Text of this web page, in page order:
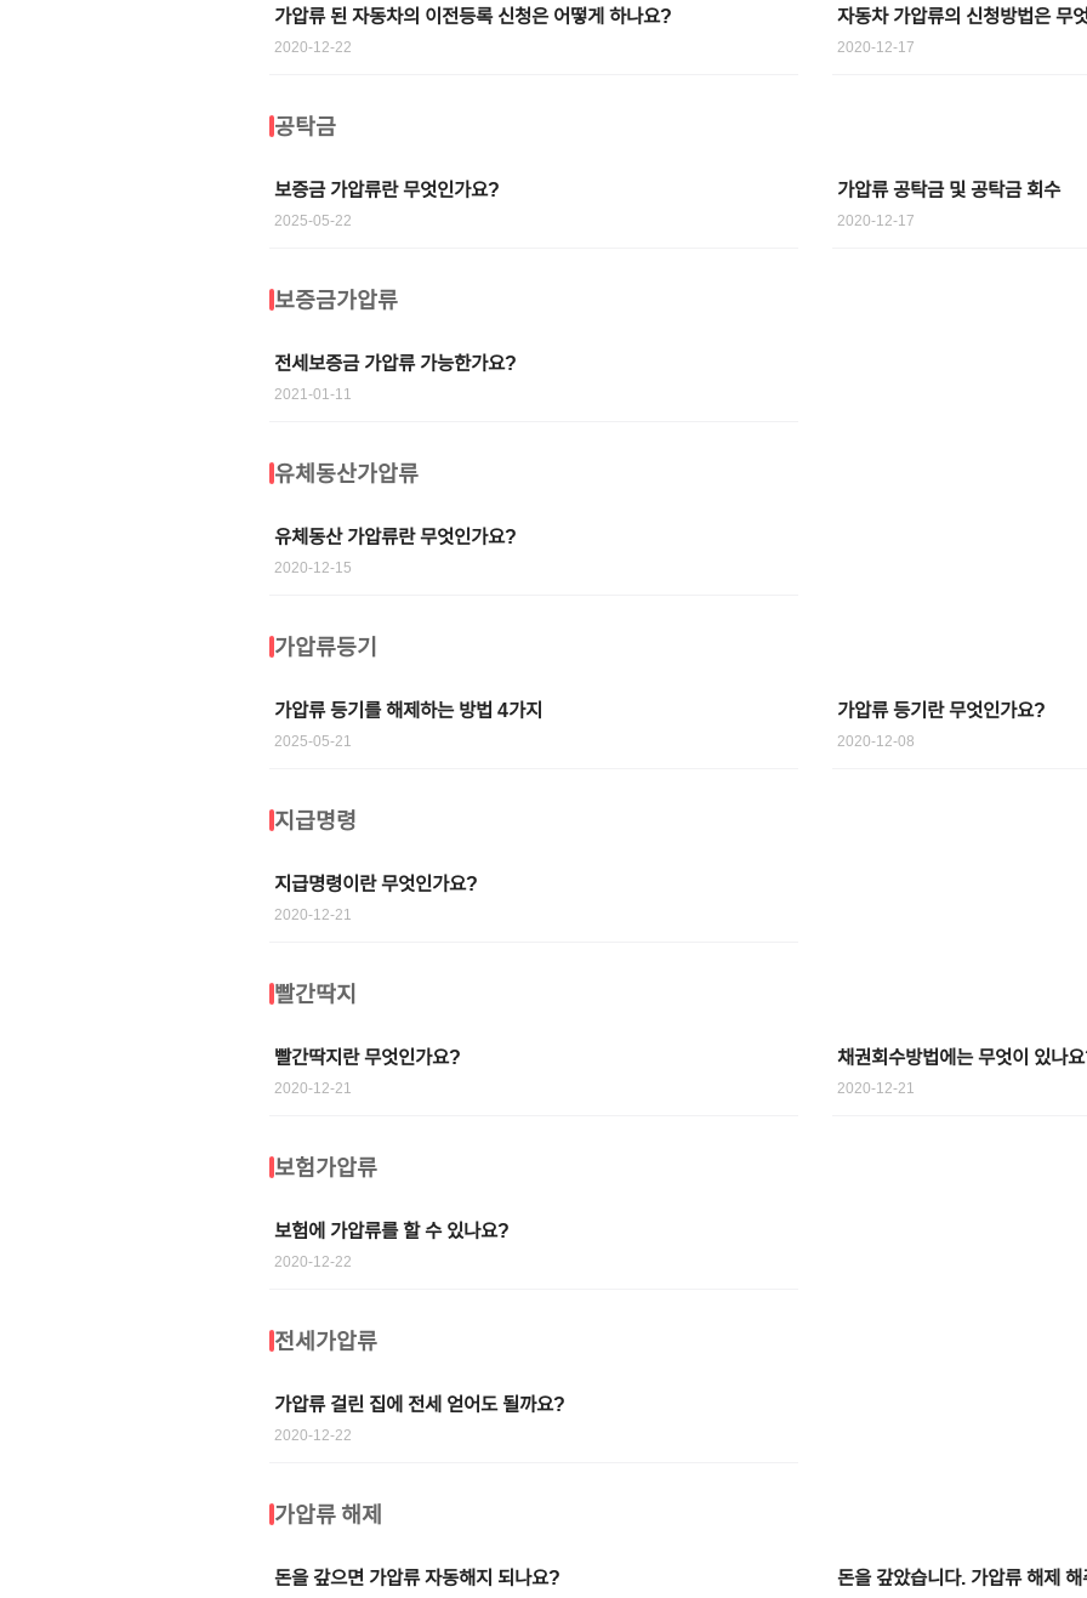
가압류 된 자동차의 이전등록 신청은 어떻게 하나요?
2020-12-22
자동차 가압류의 신청방법은 무
2020-12-17
공탁금
보증금 가압류란 무엇인가요?
2025-05-22
가압류 공탁금 및 공탁금 회수
2020-12-17
보증금가압류
전세보증금 가압류 가능한가요?
2021-01-11
유체동산가압류
유체동산 가압류란 무엇인가요?
2020-12-15
가압류등기
가압류 등기를 해제하는 방법 4가지
2025-05-21
가압류 등기란 무엇인가요?
2020-12-08
지급명령
지급명령이란 무엇인가요?
2020-12-21
빨간딱지
빨간딱지란 무엇인가요?
2020-12-21
채권회수방법에는 무엇이 있나
2020-12-21
보험가압류
보험에 가압류를 할 수 있나요?
2020-12-22
전세가압류
가압류 걸린 집에 전세 얻어도 될까요?
2020-12-22
가압류 해제
돈을 갚으면 가압류 자동해지 되나요? 돈을 갚았습니다. 가압류 해제